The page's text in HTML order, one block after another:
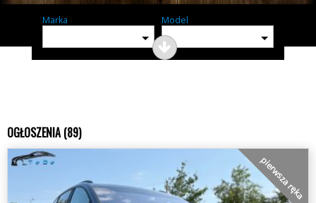
Marka Model
OGŁOSZENIA (89)
pierwsza ręka